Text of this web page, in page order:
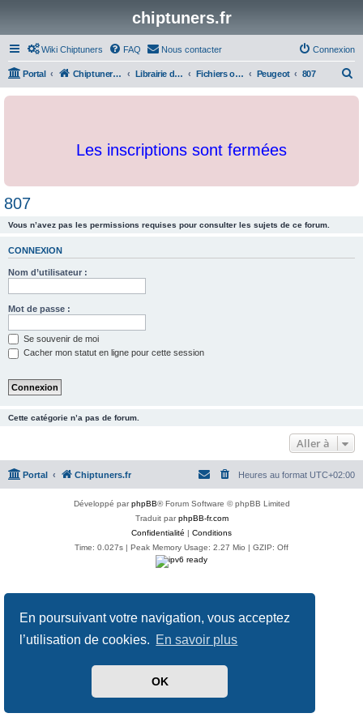
En poursuivant votre navigation, vous acceptez
l’utilisation de cookies. En savoir plus
OK
chiptuners.fr
Wiki Chiptuners FAQ Nous contacter Connexion
Portal Chiptuners.fr Librairie de documents et originaux Fichiers originaux Peugeot 807
c
Les inscriptions sont fermées
807
Vous n’avez pas les permissions requises pour consulter les sujets de ce forum.
CONNEXION
Nom d’utilisateur :
Mot de passe :
Se souvenir de moi
Cacher mon statut en ligne pour cette session
Cette catégorie n’a pas de forum.
Aller à
Portal Chiptuners.fr Heures au format UTC+02:00
Développé parphpBB® Forum Software © phpBB Limited
Traduit parphpBB-fr.com
Confidentialité | Conditions
Time: 0.027s | Peak Memory Usage: 2.27 Mio | GZIP: Off